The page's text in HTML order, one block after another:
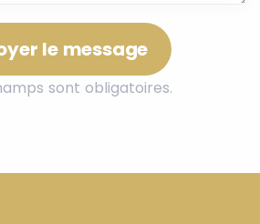
le message
sont obligatoires.